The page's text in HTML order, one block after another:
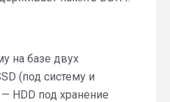
на базе двух
(под систему и
HDD под хранение